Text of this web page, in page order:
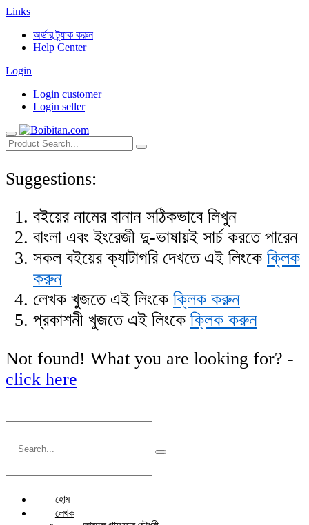
Links
অর্ডার ট্র্যাক করুন
Help Center
Login
Login customer
Login seller
Suggestions:
বইয়ের নামের বানান সঠিকভাবে লিখুন
বাংলা এবং ইংরেজী দু-ভাষায়ই সার্চ করতে পারেন
সকল বইয়ের ক্যাটাগরি দেখতে এই লিংকে ক্লিক
করুন
লেখক খুজতে এই লিংকে ক্লিক করুন
প্রকাশনী খুজতে এই লিংকে ক্লিক করুন
Not found! What you are looking for? -
click here
হোম
লেখক